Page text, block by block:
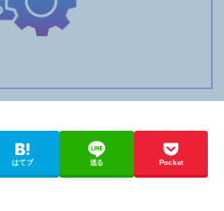
はてブ 送る Pocket